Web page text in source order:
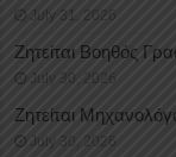
July 31, 2026
Ζητείται Βοηθός
July 30, 2026
Ζητείται
July 30, 2026